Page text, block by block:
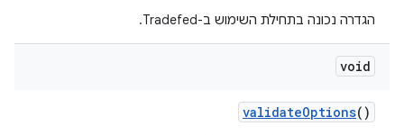
הגדרה נכונה בתחילת השימוש ב-Tradefed.
void
validateOptions()